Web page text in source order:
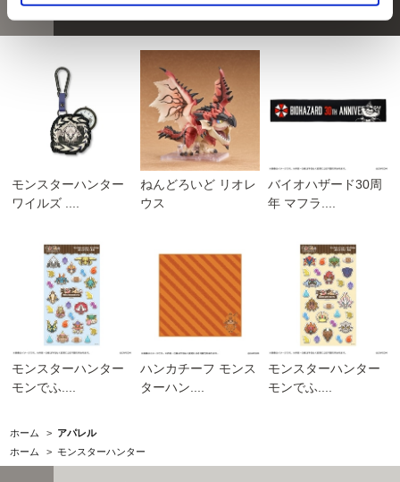
おすすめ商品
モンスターハンター
ワイルズ ....
ねんどろいど リオレ
ウス
バイオハザード30周
年 マフラ....
モンスターハンター
モンでふ....
ハンカチーフ モンス
ターハン....
モンスターハンター
モンでふ....
ホーム > アパレル
ホーム
> モンスターハンター